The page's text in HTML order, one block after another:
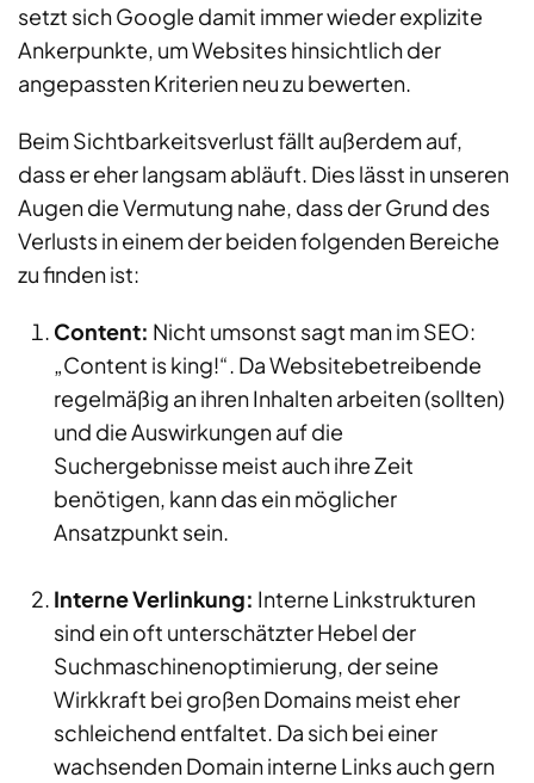
setzt sich Google damit immer wieder explizite
Ankerpunkte, um Websites hinsichtlich der
angepassten Kriterien neu zu bewerten.
Beim Sichtbarkeitsverlust fällt außerdem auf,
dass er eher langsam abläuft. Dies lässt in unseren
Augen die Vermutung nahe, dass der Grund des
Verlusts in einem der beiden folgenden Bereiche
zu finden ist:
Content: Nicht umsonst sagt man im SEO:
„Content is king!“. Da Websitebetreibende
regelmäßig an ihren Inhalten arbeiten (sollten)
und die Auswirkungen auf die
Suchergebnisse meist auch ihre Zeit
benötigen, kann das ein möglicher
Ansatzpunkt sein.
Interne Verlinkung: Interne Linkstrukturen
sind ein oft unterschätzter Hebel der
Suchmaschinenoptimierung, der seine
Wirkkraft bei großen Domains meist eher
schleichend entfaltet. Da sich bei einer
wachsenden Domain interne Links auch gern